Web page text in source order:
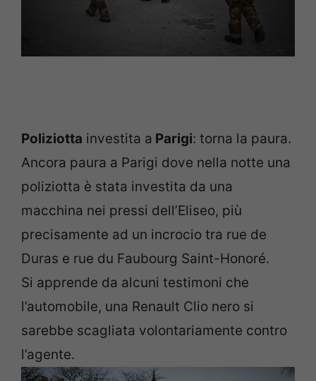
Poliziotta investita a Parigi: torna la paura.
Ancora paura a Parigi dove nella notte una
poliziotta è stata investita da una
macchina nei pressi dell’Eliseo, più
precisamente ad un incrocio tra rue de
Duras e rue du Faubourg Saint-Honoré.
Si apprende da alcuni testimoni che
l’automobile, una Renault Clio nero si
sarebbe scagliata volontariamente contro
l’agente.